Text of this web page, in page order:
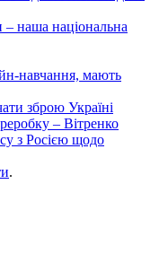
наша національна
навчання, мають
зброю Україні
– Вітренко
з Росією щодо
.